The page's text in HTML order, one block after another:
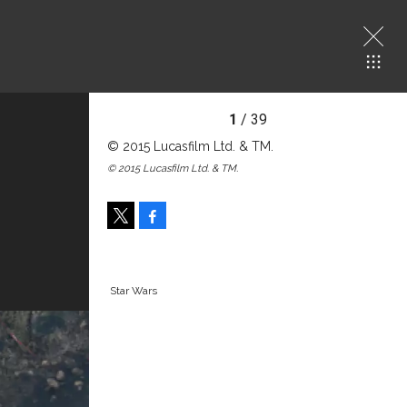
Star Wars
1 / 39
© 2015 Lucasfilm Ltd. & TM.
© 2015 Lucasfilm Ltd. & TM.